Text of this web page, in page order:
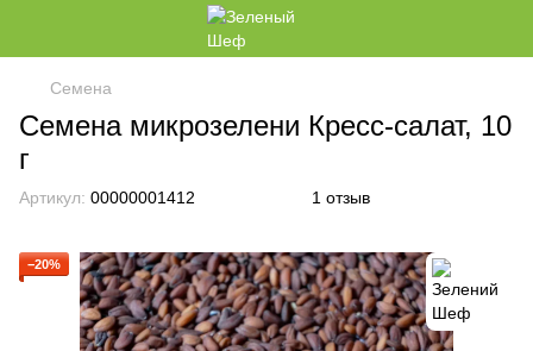
Семена
Семена микрозелени Кресс-салат, 10
г
Артикул: 00000001412 1 отзыв
−20%